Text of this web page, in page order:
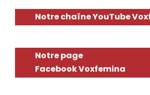
Notre chaîne YouTube
Notre page
Facebook Voxfemina